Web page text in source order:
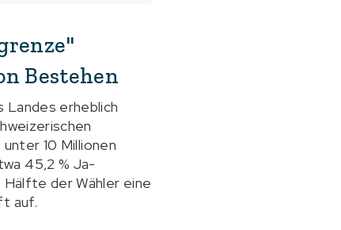
Bestehen
Landes erheblich
10 Millionen
45,2 % Ja-
der Wähler eine
auf.